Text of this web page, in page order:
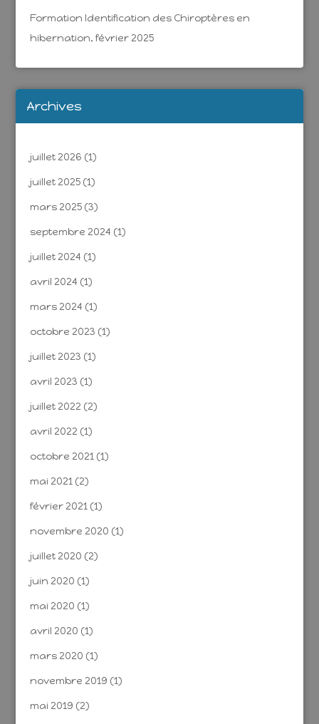
Formation Identification des Chiroptères en
hibernation, février 2025
Archives
juillet 2026 (1)
juillet 2025 (1)
mars 2025 (3)
septembre 2024 (1)
juillet 2024 (1)
avril 2024 (1)
mars 2024 (1)
octobre 2023 (1)
juillet 2023 (1)
avril 2023 (1)
juillet 2022 (2)
avril 2022 (1)
octobre 2021 (1)
mai 2021 (2)
février 2021 (1)
novembre 2020 (1)
juillet 2020 (2)
juin 2020 (1)
mai 2020 (1)
avril 2020 (1)
mars 2020 (1)
novembre 2019 (1)
mai 2019 (2)